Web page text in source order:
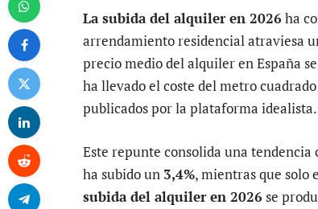
La subida del alquiler en 2026 ha
arrendamiento residencial atraviesa
precio medio del alquiler en España
ha llevado el coste del metro cuadrado
publicados por la plataforma idealista.
Este repunte consolida una
ha subido un 3,4%, mientras que solo
subida del alquiler en 2026 se